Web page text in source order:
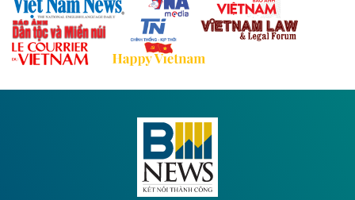
Theo baodautu.vn
Đề xuất đầu tư 11.500 tỷ đồng xây dựng cao
tốc CT.11 qua Ninh Bình
Đông A dài khoảng 25,1 km được kỳ vọng sẽ tạo động
lực phát triển kinh tế - xã hội khu vực phía Nam đồng